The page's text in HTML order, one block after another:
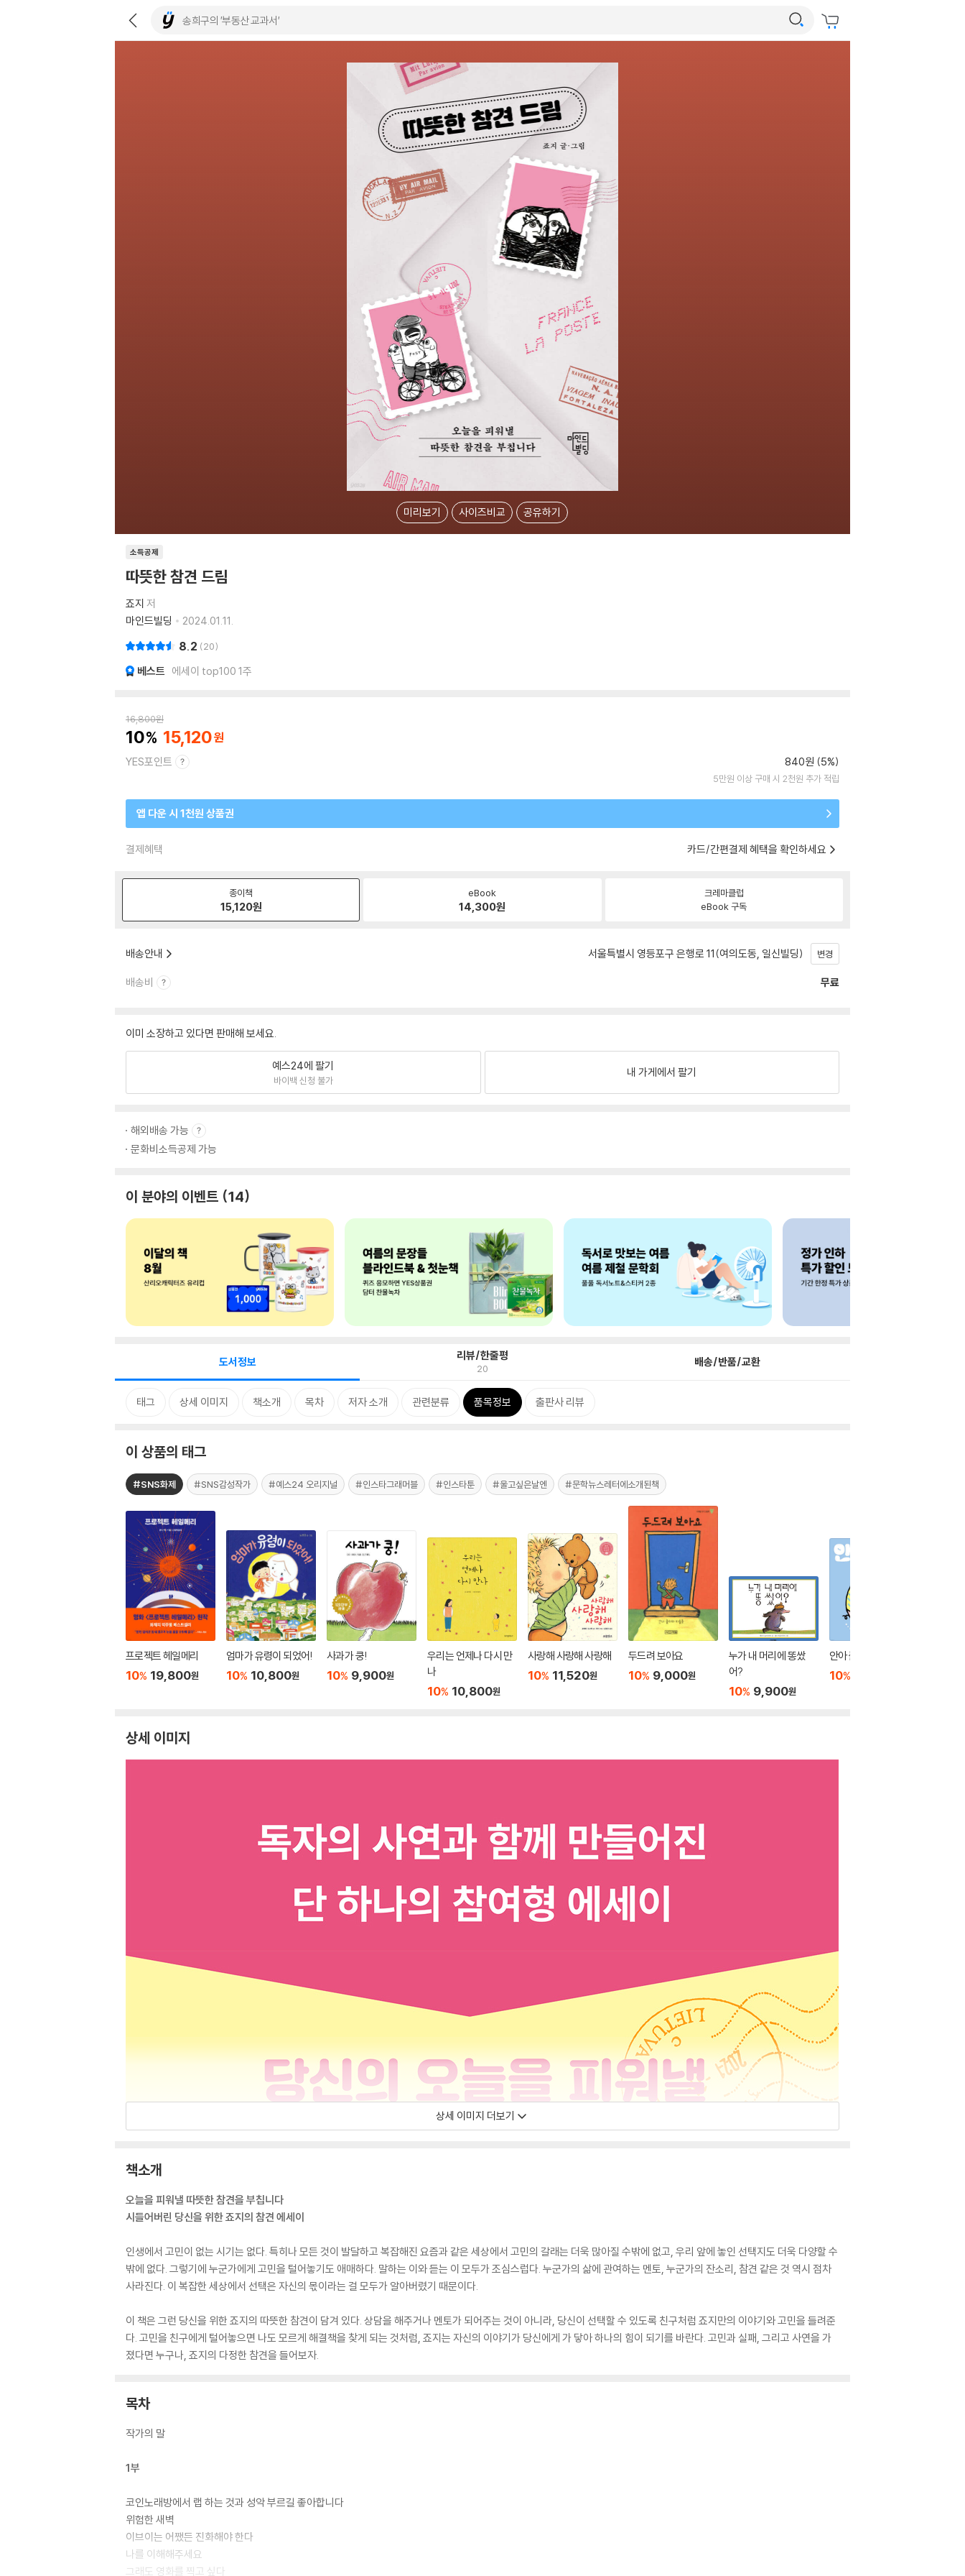
미리보기 사이즈비교 공유하기
소득공제
따뜻한 참견 드림
죠지 저
마인드빌딩
2024.01.11.
8.2 20
베스트 에세이 top100 1주
16,800원
10 15,120
YES포인트 840원 (5%)
5만원 이상 구매 시 2천원 추가 적립
앱 다운 시 1천원 상품권
결제혜택 카드/간편결제 혜택을 확인하세요
종이책
15,120원
eBook
14,300원
크레마클럽
eBook 구독
배송안내 서울특별시 영등포구 은행로 11(여의도동, 일신빌딩) 변경
배송비 무료
이미 소장하고 있다면 판매해 보세요.
예스24에 팔기
바이백 신청 불가
내 가게에서 팔기
해외배송 가능
문화비소득공제 가능
이 분야의 이벤트 14
도서정보 리뷰/한줄평
20 배송/반품/교환
태그 상세 이미지 책소개 목차 저자 소개 관련분류 품목정보 출판사 리뷰
이 상품의 태그
#SNS화제 #SNS감성작가 #예스24 오리지널 #인스타그래머블 #인스타툰 #울고싶은날엔 #문학뉴스레터에소개된책
프로젝트 헤일메리
10% 19,800원
엄마가 유령이 되었어!
10% 10,800원
사과가 쿵!
10% 9,900원
우리는 언제나 다시 만
나
10% 10,800원
사랑해 사랑해 사랑해
10% 11,520원
두드려 보아요
10% 9,000원
누가 내 머리에 똥쌌
어?
10% 9,900원
안아 줄게
10%
상세 이미지
상세 이미지 더보기
책소개
오늘을 피워낼 따뜻한 참견을 부칩니다
시들어버린 당신을 위한 죠지의 참견 에세이
인생에서 고민이 없는 시기는 없다. 특히나 모든 것이 발달하고 복잡해진 요즘과 같은 세상에서 고민의 갈래는 더욱 많아질 수밖에 없고, 우리 앞에 놓인 선택지도 더욱 다양할 수
밖에 없다. 그렇기에 누군가에게 고민을 털어놓기도 애매하다. 말하는 이와 듣는 이 모두가 조심스럽다. 누군가의 삶에 관여하는 멘토, 누군가의 잔소리, 참견 같은 것 역시 점차
사라진다. 이 복잡한 세상에서 선택은 자신의 몫이라는 걸 모두가 알아버렸기 때문이다.
이 책은 그런 당신을 위한 죠지의 따뜻한 참견이 담겨 있다. 상담을 해주거나 멘토가 되어주는 것이 아니라, 당신이 선택할 수 있도록 친구처럼 죠지만의 이야기와 고민을 들려준
다. 고민을 친구에게 털어놓으면 나도 모르게 해결책을 찾게 되는 것처럼, 죠지는 자신의 이야기가 당신에게 가 닿아 하나의 힘이 되기를 바란다. 고민과 실패, 그리고 사연을 가
졌다면 누구나, 죠지의 다정한 참견을 들어보자.
목차
작가의 말
1부
코인노래방에서 랩 하는 것과 성악 부르길 좋아합니다
위험한 새벽
이브이는 어쨌든 진화해야 한다
나를 이해해주세요
그래도 영화를 찍고 싶다